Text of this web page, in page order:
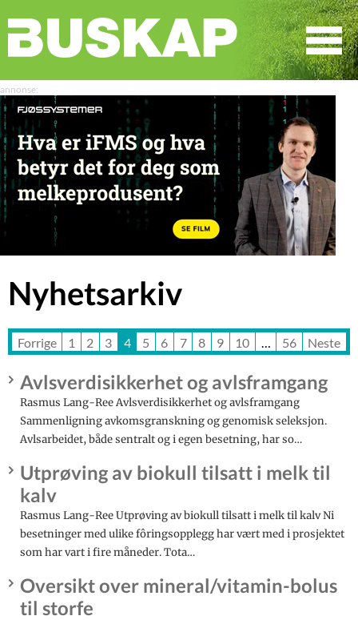
SØK
☰
Nyhetsarkiv
Forrige 1 2 3 4 5 6 7 8 9 10 … 56 Neste
Avlsverdisikkerhet og avlsframgang
Rasmus Lang-Ree Avlsverdisikkerhet og avlsframgang
Sammenligning avkomsgranskning og genomisk seleksjon.
Avlsarbeidet, både sentralt og i egen besetning, har so…
Utprøving av biokull tilsatt i melk til
kalv
Rasmus Lang-Ree Utprøving av biokull tilsatt i melk til kalv Ni
besetninger med ulike fôringsopplegg har vært med i prosjektet
som har vart i fire måneder. Tota…
Oversikt over mineral/vitamin-bolus
til storfe